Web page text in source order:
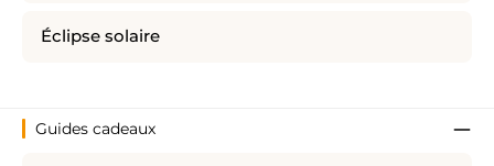
Éclipse solaire
Guides cadeaux